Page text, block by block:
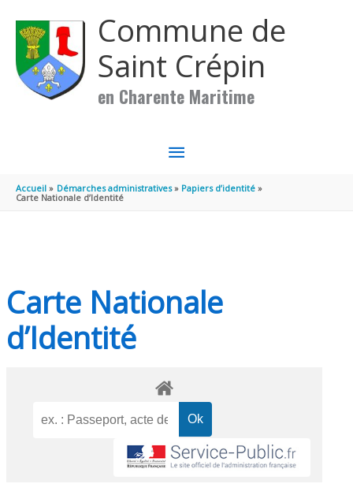
Commune de
Saint Crépin
en Charente Maritime
MENU
PRINCIPAL
Accueil Démarches administratives
Papiers d’identité
Carte Nationale d’Identité
Carte Nationale
d’Identité